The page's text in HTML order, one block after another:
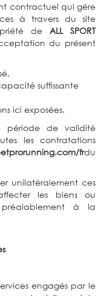
contractuel qui gére
à travers du site
de ALL SPORT
du présent
suffissante
ici exposées.
période de validité
les contratations
frdu
unilatéralement ces
les biens ou
à la
engagés par le